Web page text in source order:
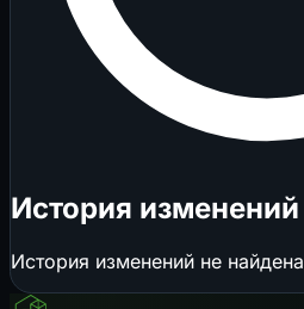
История изменений
История изменений не найдена